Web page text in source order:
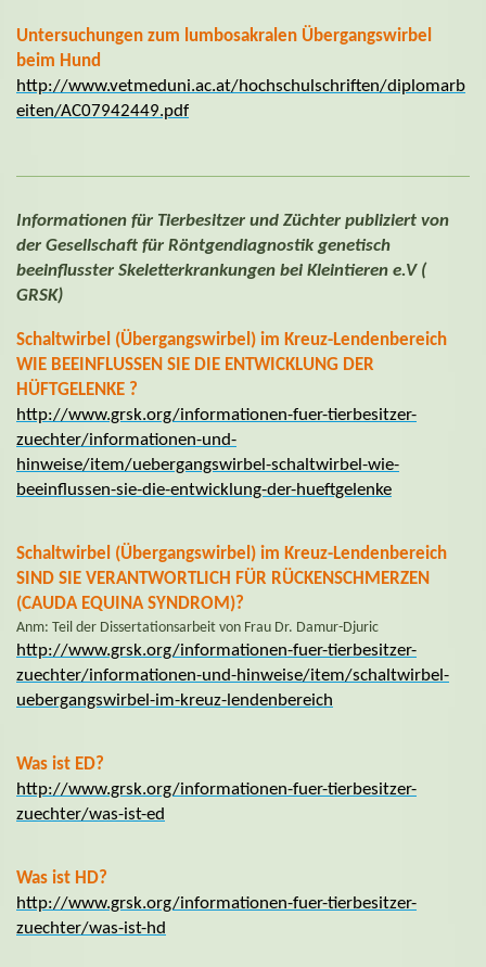
Untersuchungen zum lumbosakralen Übergangswirbel
beim Hund
http://www.vetmeduni.ac.at/hochschulschriften/diplomarb
eiten/AC07942449.pdf
Informationen für Tierbesitzer und Züchter publiziert von
der Gesellschaft für Röntgendiagnostik genetisch
beeinflusster Skeletterkrankungen bei Kleintieren e.V (
GRSK)
Schaltwirbel (Übergangswirbel) im Kreuz-Lendenbereich
WIE BEEINFLUSSEN SIE DIE ENTWICKLUNG DER
HÜFTGELENKE ?
http://www.grsk.org/informationen-fuer-tierbesitzer-
zuechter/informationen-und-
hinweise/item/uebergangswirbel-schaltwirbel-wie-
beeinflussen-sie-die-entwicklung-der-hueftgelenke
Schaltwirbel (Übergangswirbel) im Kreuz-Lendenbereich
SIND SIE VERANTWORTLICH FÜR RÜCKENSCHMERZEN
(CAUDA EQUINA SYNDROM)?
Anm: Teil der Dissertationsarbeit von Frau Dr. Damur-Djuric
http://www.grsk.org/informationen-fuer-tierbesitzer-
zuechter/informationen-und-hinweise/item/schaltwirbel-
uebergangswirbel-im-kreuz-lendenbereich
Was ist ED?
http://www.grsk.org/informationen-fuer-tierbesitzer-
zuechter/was-ist-ed
Was ist HD?
http://www.grsk.org/informationen-fuer-tierbesitzer-
zuechter/was-ist-hd